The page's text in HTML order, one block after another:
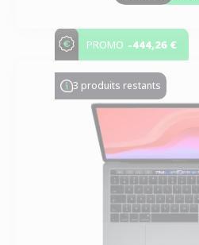
PROMO -444,26 €
3 produits restants